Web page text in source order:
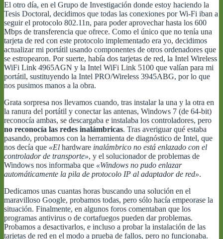
El otro día, en el Grupo de Investigación donde estoy haciendo la
Tesis Doctoral, decidimos que todas las conexiones por Wi-Fi iban a
seguir el protocolo 802.11n, para poder aprovechar hasta los 600
Mbps de transferencia que ofrece. Como el único que no tenía una
tarjeta de red con este protocolo implementado era yo, decidimos
actualizar mi portátil usando componentes de otros ordenadores que
se estropearon. Por suerte, había dos tarjetas de red, la Intel Wireless
WiFi Link 4965AGN y la Intel WiFi Link 5100 que valían para mi
portátil, sustituyendo la Intel PRO/Wireless 3945ABG, por lo que
nos pusimos manos a la obra.
Grata sorpresa nos llevamos cuando, tras instalar la una y la otra en
la ranura del portátil y conectar las antenas, Windows 7 (de 64-bit)
reconocía ambas, se descargaba e instalaba los controladores, pero
no reconocía las redes inalámbricas. Tras averiguar qué estaba
pasando, probamos con la herramienta de diagnóstico de Intel, que
nos decía que «El hardware inalámbrico no está enlazado con el
controlador de transporte», y el solucionador de problemas de
Windows nos informaba que «Windows no pudo enlazar
automáticamente la pila de protocolo IP al adaptador de red».
Dedicamos unas cuantas horas buscando una solución en el
maravilloso Google, probamos todas, pero sólo hacía empeorase la
situación. Finalmente, en algunos foros comentaban que los
programas antivirus o de cortafuegos pueden dar problemas.
Probamos a desactivarlos, e incluso a probar la instalación de las
tarjetas de red en el modo a prueba de fallos, pero no funcionaba.